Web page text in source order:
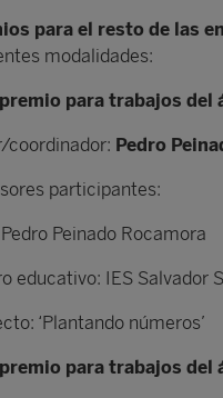
para el resto de las
modalidades:
para trabajos
coordinador: Pedro
participantes:
Pedro Peinado Rocamora
educativo: IES Salvador
‘Plantando números’
para trabajos del